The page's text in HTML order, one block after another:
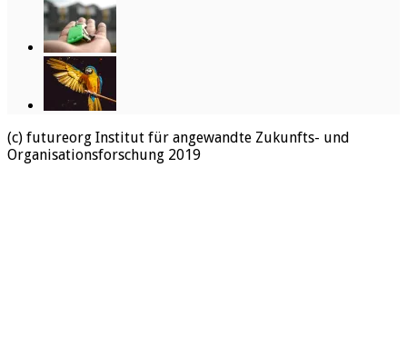
(c) futureorg Institut für angewandte Zukunfts- und
Organisationsforschung 2019